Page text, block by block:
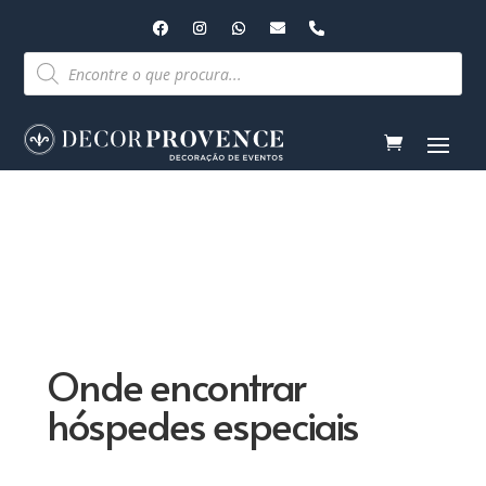
Pesquisar
produtos
Onde encontrar
hóspedes especiais